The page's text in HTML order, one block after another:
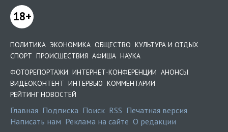
18+
ПОЛИТИКА ЭКОНОМИКА ОБЩЕСТВО КУЛЬТУРА И ОТДЫХ
СПОРТ ПРОИСШЕСТВИЯ АФИША НАУКА
ФОТОРЕПОРТАЖИ ИНТЕРНЕТ-КОНФЕРЕНЦИИ АНОНСЫ
ВИДЕОКОНТЕНТ ИНТЕРВЬЮ КОММЕНТАРИИ
РЕЙТИНГ НОВОСТЕЙ
Главная Подписка Поиск RSS Печатная версия
Написать нам Реклама на сайте О редакции